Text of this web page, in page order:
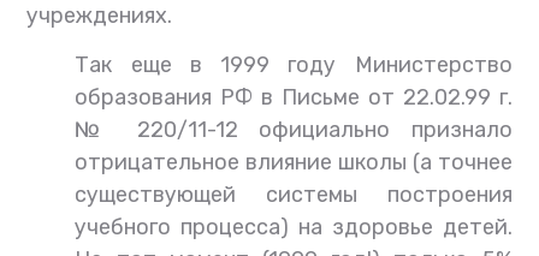
учреждениях.
Так еще в 1999 году Министерство
образования РФ в Письме от 22.02.99 г.
№ 220/11-12 официально признало
отрицательное влияние школы (а точнее
существующей системы построения
учебного процесса) на здоровье детей.